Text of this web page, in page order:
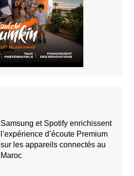
Samsung et Spotify enrichissent
l’expérience d’écoute Premium
sur les appareils connectés au
Maroc